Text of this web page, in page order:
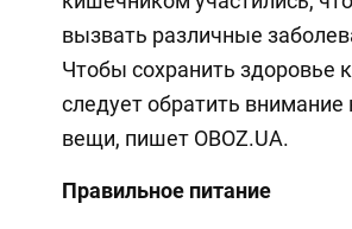
вызвать различные
Чтобы сохранить здоровье
следует обратить внимание
вещи, пишет OBOZ.UA.
Правильное питание